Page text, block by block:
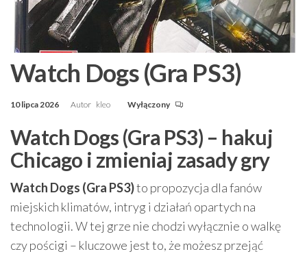
Watch Dogs (Gra PS3)
10 lipca 2026 Autor kleo Wyłączony
Watch Dogs (Gra PS3) – hakuj
Chicago i zmieniaj zasady gry
Watch Dogs (Gra PS3)to propozycja dla fanów
miejskich klimatów, intryg i działań opartych na
technologii. W tej grze nie chodzi wyłącznie o walkę
czy pościgi – kluczowe jest to, że możesz przejąć